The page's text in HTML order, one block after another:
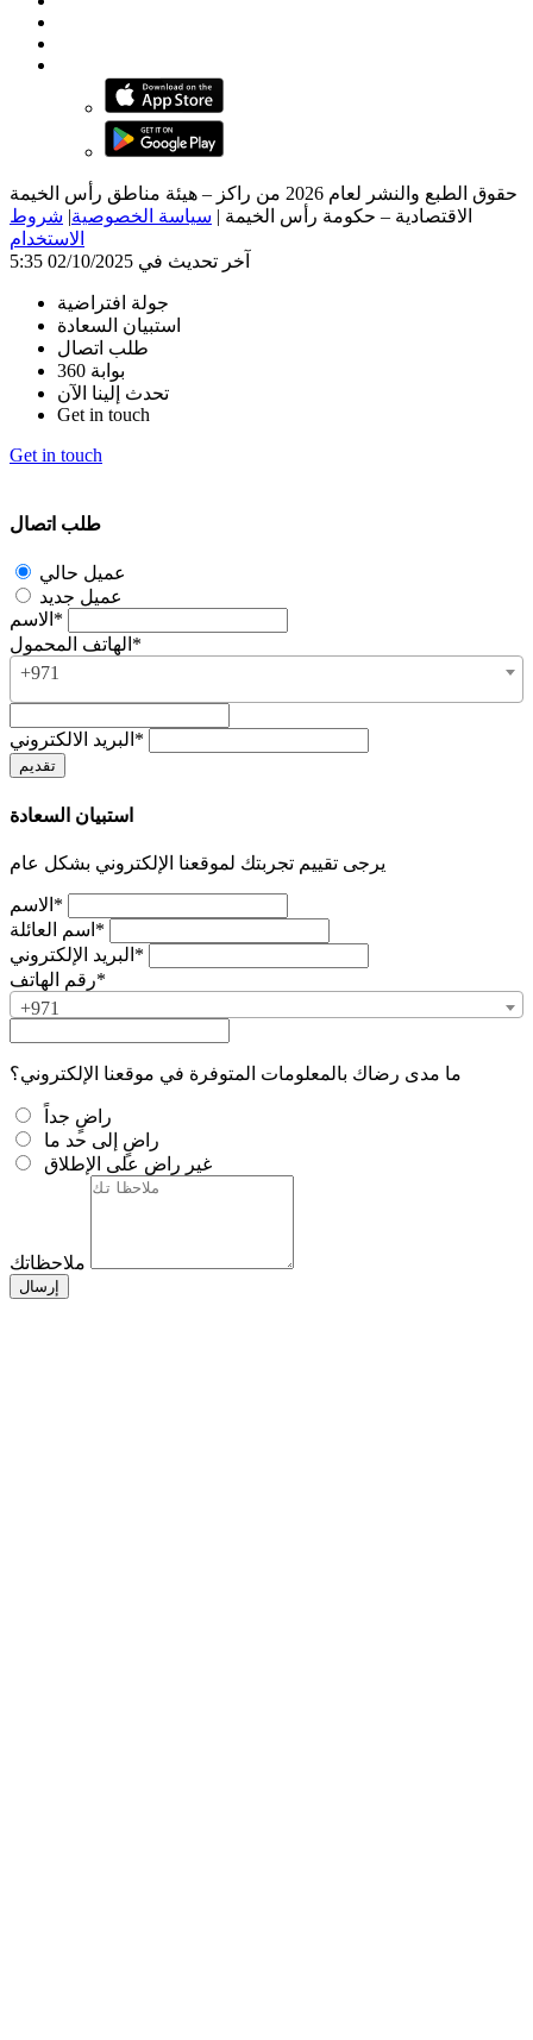
حقوق الطبع والنشر لعام 2026 من راكز – هيئة مناطق رأس الخيمة
الاقتصادية – حكومة رأس الخيمة | سياسة الخصوصية| شروط
الاستخدام
آخر تحديث في 02/10/2025 5:35
جولة افتراضية
استبيان السعادة
طلب اتصال
بوابة 360
تحدث إلينا الآن
Get in touch
Get in touch
طلب اتصال
عميل حالي
عميل جديد
الاسم*
الهاتف المحمول*
+971
البريد الالكتروني*
استبيان السعادة
يرجى تقييم تجربتك لموقعنا الإلكتروني بشكل عام
الاسم*
اسم العائلة*
البريد الإلكتروني*
رقم الهاتف*
+971
ما مدى رضاك بالمعلومات المتوفرة في موقعنا الإلكتروني؟
راضٍ جداً
راضٍ إلى حد ما
غير راضٍ على الإطلاق
ملاحظاتك